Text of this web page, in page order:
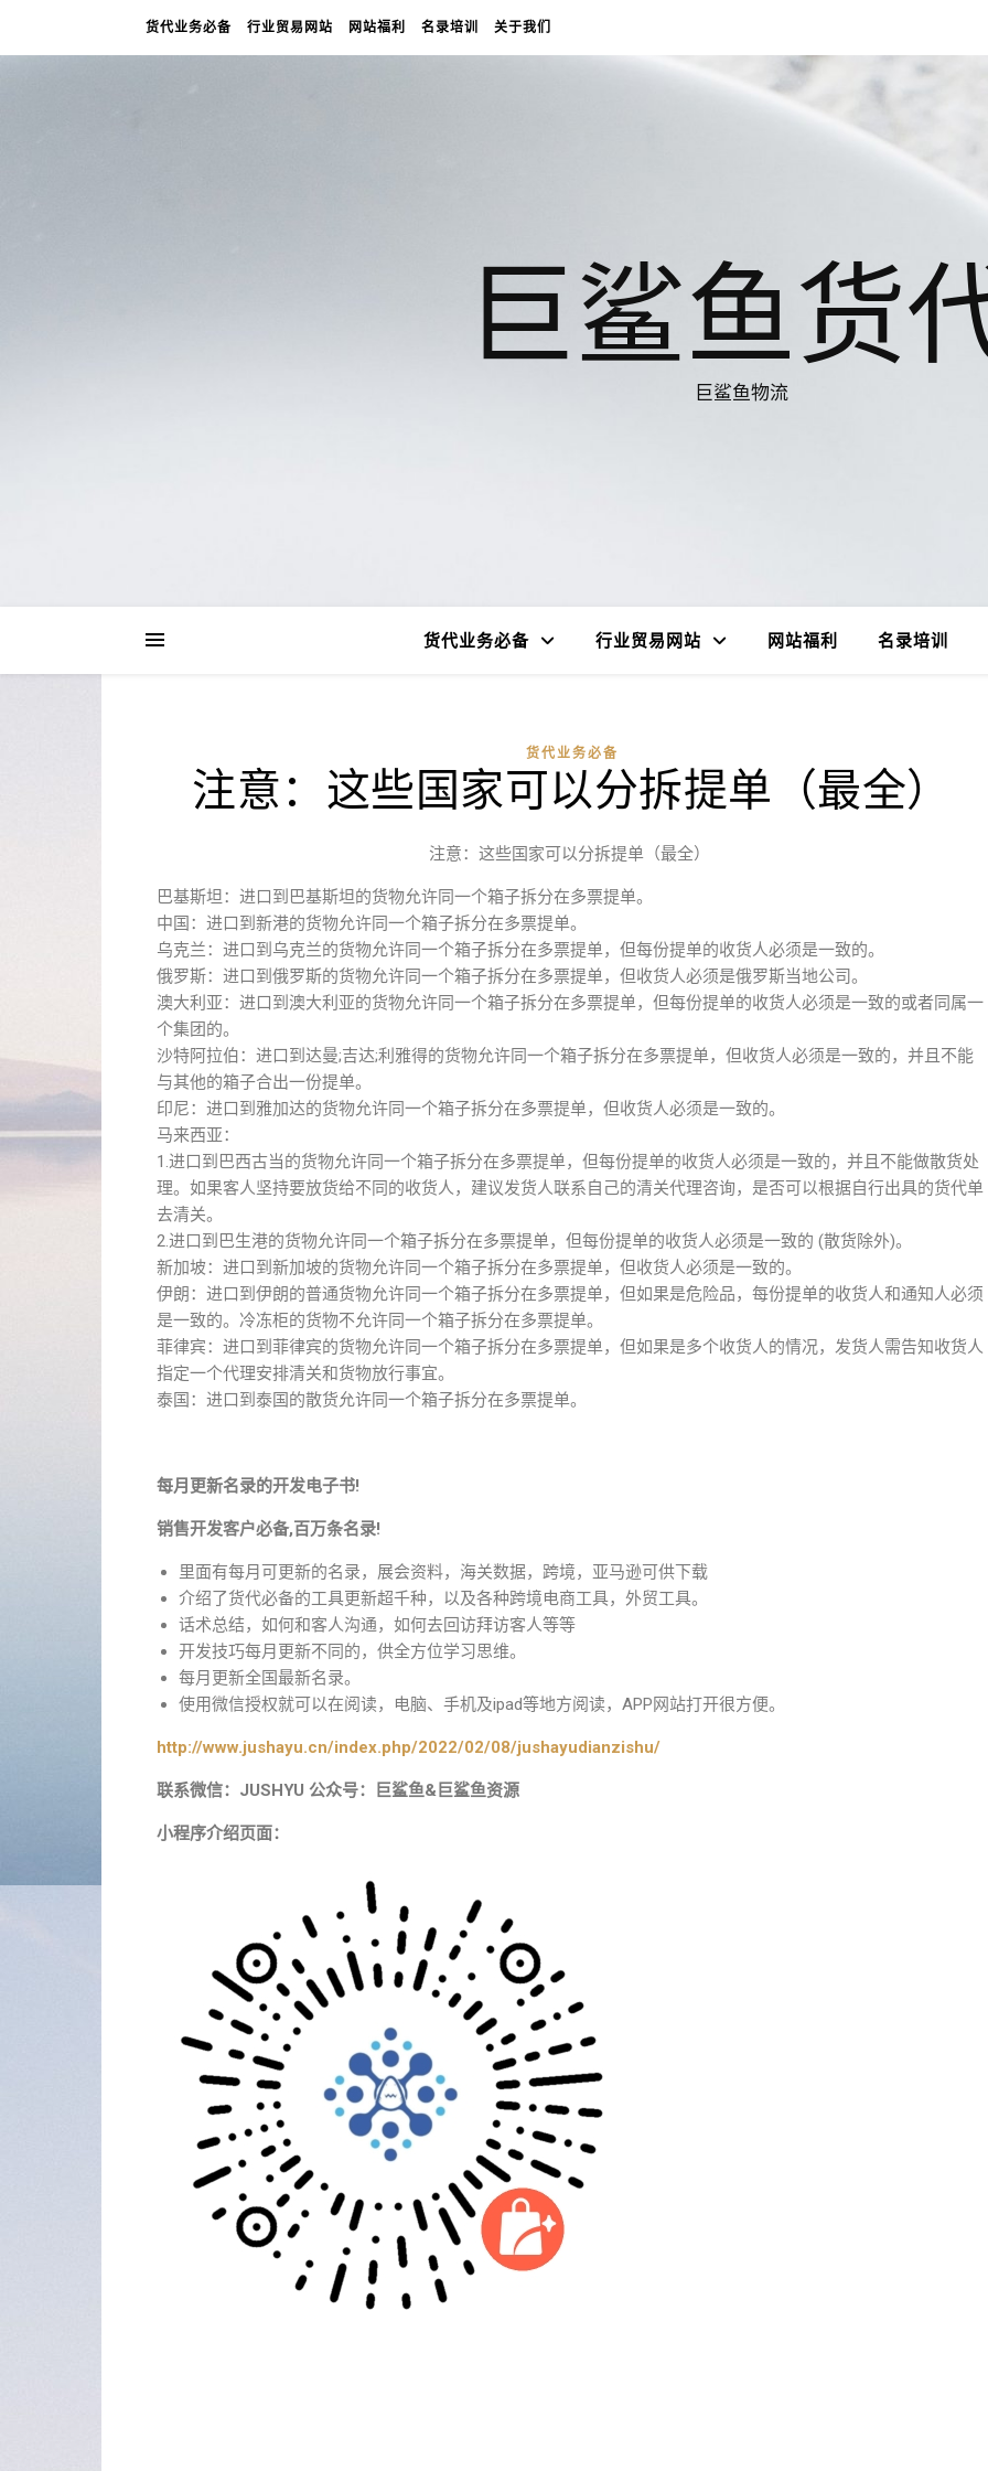
货代业务必备 行业贸易网站 网站福利 名录培训 关于我们
巨鲨鱼货
巨鲨鱼物流
货代业务必备 行业贸易网站 网站福利 名录培训
货代业务必备
注意：这些国家可以分拆提单（最全）
注意：这些国家可以分拆提单（最全）
巴基斯坦：进口到巴基斯坦的货物允许同一个箱子拆分在多票提单。
中国：进口到新港的货物允许同一个箱子拆分在多票提单。
乌克兰：进口到乌克兰的货物允许同一个箱子拆分在多票提单，但每份提单的收货人必须是一致的。
俄罗斯：进口到俄罗斯的货物允许同一个箱子拆分在多票提单，但收货人必须是俄罗斯当地公司。
澳大利亚：进口到澳大利亚的货物允许同一个箱子拆分在多票提单，但每份提单的收货人必须是一致的或者同属一
个集团的。
沙特阿拉伯：进口到达曼;吉达;利雅得的货物允许同一个箱子拆分在多票提单，但收货人必须是一致的，并且不能
与其他的箱子合出一份提单。
印尼：进口到雅加达的货物允许同一个箱子拆分在多票提单，但收货人必须是一致的。
马来西亚：
1.进口到巴西古当的货物允许同一个箱子拆分在多票提单，但每份提单的收货人必须是一致的，并且不能做散货处
理。如果客人坚持要放货给不同的收货人，建议发货人联系自己的清关代理咨询，是否可以根据自行出具的货代单
去清关。
2.进口到巴生港的货物允许同一个箱子拆分在多票提单，但每份提单的收货人必须是一致的 (散货除外)。
新加坡：进口到新加坡的货物允许同一个箱子拆分在多票提单，但收货人必须是一致的。
伊朗：进口到伊朗的普通货物允许同一个箱子拆分在多票提单，但如果是危险品，每份提单的收货人和通知人必须
是一致的。冷冻柜的货物不允许同一个箱子拆分在多票提单。
菲律宾：进口到菲律宾的货物允许同一个箱子拆分在多票提单，但如果是多个收货人的情况，发货人需告知收货人
指定一个代理安排清关和货物放行事宜。
泰国：进口到泰国的散货允许同一个箱子拆分在多票提单。
每月更新名录的开发电子书!
销售开发客户必备,百万条名录!
里面有每月可更新的名录，展会资料，海关数据，跨境，亚马逊可供下载
介绍了货代必备的工具更新超千种，以及各种跨境电商工具，外贸工具。
话术总结，如何和客人沟通，如何去回访拜访客人等等
开发技巧每月更新不同的，供全方位学习思维。
每月更新全国最新名录。
使用微信授权就可以在阅读，电脑、手机及ipad等地方阅读，APP网站打开很方便。
http://www.jushayu.cn/index.php/2022/02/08/jushayudianzishu/
联系微信：JUSHYU 公众号：巨鲨鱼&巨鲨鱼资源
小程序介绍页面：